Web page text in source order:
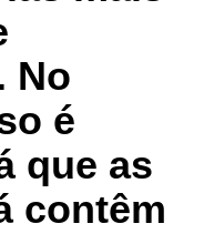
No
é
que as
contêm